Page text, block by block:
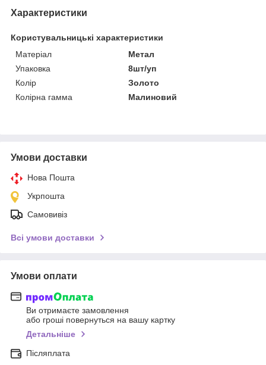
Характеристики
Користувальницькі характеристики
Матеріал
Метал
Упаковка
8шт/уп
Колір
Золото
Колірна гамма
Малиновий
Умови доставки
Нова Пошта
Укрпошта
Самовивіз
Всі умови доставки
Умови оплати
Ви отримаєте замовлення
або гроші повернуться на вашу картку
Детальніше
Післяплата